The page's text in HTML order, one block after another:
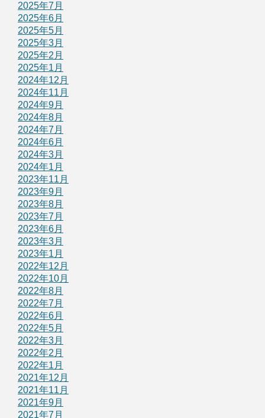
2025年7月
2025年6月
2025年5月
2025年3月
2025年2月
2025年1月
2024年12月
2024年11月
2024年9月
2024年8月
2024年7月
2024年6月
2024年3月
2024年1月
2023年11月
2023年9月
2023年8月
2023年7月
2023年6月
2023年3月
2023年1月
2022年12月
2022年10月
2022年8月
2022年7月
2022年6月
2022年5月
2022年3月
2022年2月
2022年1月
2021年12月
2021年11月
2021年9月
2021年7月